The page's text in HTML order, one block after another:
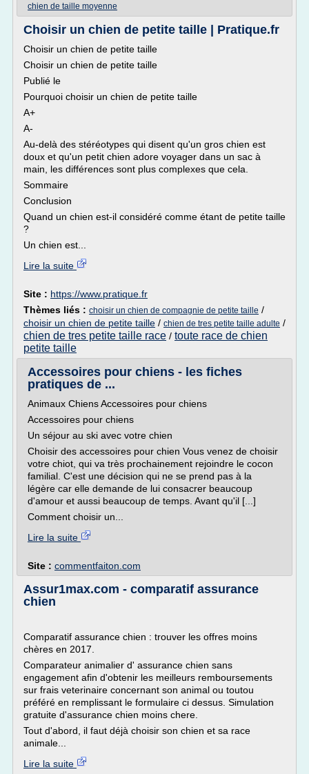
chien de taille moyenne
Choisir un chien de petite taille | Pratique.fr
Choisir un chien de petite taille
Choisir un chien de petite taille
Publié le
Pourquoi choisir un chien de petite taille
A+
A-
Au-delà des stéréotypes qui disent qu'un gros chien est
doux et qu'un petit chien adore voyager dans un sac à
main, les différences sont plus complexes que cela.
Sommaire
Conclusion
Quand un chien est-il considéré comme étant de petite taille
?
Un chien est...
Lire la suite
Site : https://www.pratique.fr
Thèmes liés : choisir un chien de compagnie de petite taille /
choisir un chien de petite taille / chien de tres petite taille adulte /
chien de tres petite taille race / toute race de chien
petite taille
Accessoires pour chiens - les fiches
pratiques de ...
Animaux Chiens Accessoires pour chiens
Accessoires pour chiens
Un séjour au ski avec votre chien
Choisir des accessoires pour chien Vous venez de choisir
votre chiot, qui va très prochainement rejoindre le cocon
familial. C'est une décision qui ne se prend pas à la
légère car elle demande de lui consacrer beaucoup
d'amour et aussi beaucoup de temps. Avant qu'il [...]
Comment choisir un...
Lire la suite
Site : commentfaiton.com
Assur1max.com - comparatif assurance
chien
Comparatif assurance chien : trouver les offres moins
chères en 2017.
Comparateur animalier d' assurance chien sans
engagement afin d'obtenir les meilleurs remboursements
sur frais veterinaire concernant son animal ou toutou
préféré en remplissant le formulaire ci dessus. Simulation
gratuite d'assurance chien moins chere.
Tout d'abord, il faut déjà choisir son chien et sa race
animale...
Lire la suite